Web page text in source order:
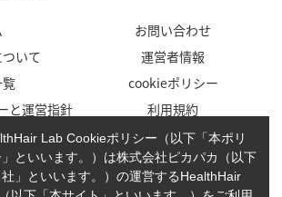
お問い合わせ
いて
運営者情報
cookieポリシー
と運営指針
利用規約
責事項
プライバシーポリシー
Lab Cookieポリシー（以下「本ポリ
」といいます。）は株式会社ピカパカ（以下
社」といいます。）の運営するHealthHair